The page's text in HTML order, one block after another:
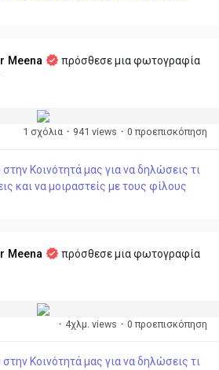
Meena πρόσθεσε μια φωτογραφία
1 σχόλια · 941 views · 0 προεπισκόπηση
Κοινότητά μας για να δηλώσεις τι
και να μοιραστείς με τους φίλους
Meena πρόσθεσε μια φωτογραφία
· 4χλμ. views · 0 προεπισκόπηση
Κοινότητά μας για να δηλώσεις τι